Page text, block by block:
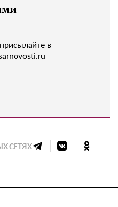
в
СЕТЯХ